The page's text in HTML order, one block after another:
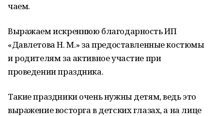
чаем.
Выражаем искреннюю благодарность ИП
«Давлетова Н. М.» за предоставленные костюмы
и родителям за активное участие при
проведении праздника.
Такие праздники очень нужны детям, ведь это
выражение восторга в детских глазах, а на лице